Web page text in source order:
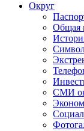
Округ
Общая
СМИ